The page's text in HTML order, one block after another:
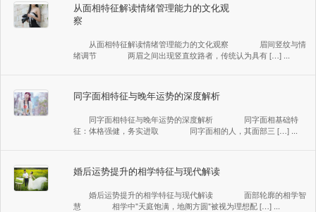
从面相特征解读情绪管理能力的文化观
察
从面相特征解读情绪管理能力的文化观察 眉间竖纹与情
绪调节 两眉之间出现竖直纹路者，传统认为具有 […] ...
同字面相特征与晚年运势的深度解析
同字面相特征与晚年运势的深度解析 同字面相基础特
征：体格强健，务实进取 同字面相的人，其面部三 […] ...
婚后运势提升的相学特征与现代解读
婚后运势提升的相学特征与现代解读 面部轮廓的相学智
慧 相学中"天庭饱满，地阁方圆"被视为理想配 […] ...